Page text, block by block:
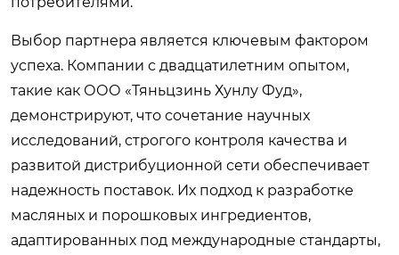
Выбор партнера является ключевым фактором
успеха. Компании с двадцатилетним опытом,
такие как ООО «Тяньцзинь Хунлу Фуд»,
демонстрируют, что сочетание научных
исследований, строгого контроля качества и
развитой дистрибуционной сети обеспечивает
надежность поставок. Их подход к разработке
масляных и порошковых ингредиентов,
адаптированных под международные стандарты,